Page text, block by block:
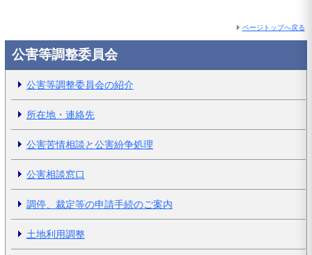
ページトップへ戻る
公害等調整委員会
公害等調整委員会の紹介
所在地・連絡先
公害苦情相談と公害紛争処理
公害相談窓口
調停、裁定等の申請手続のご案内
土地利用調整